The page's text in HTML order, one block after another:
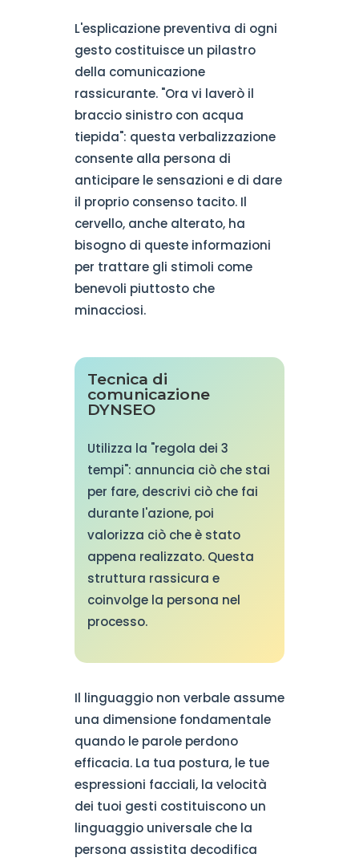
L'esplicazione preventiva di ogni
gesto costituisce un pilastro
della comunicazione
rassicurante. "Ora vi laverò il
braccio sinistro con acqua
tiepida": questa verbalizzazione
consente alla persona di
anticipare le sensazioni e di dare
il proprio consenso tacito. Il
cervello, anche alterato, ha
bisogno di queste informazioni
per trattare gli stimoli come
benevoli piuttosto che
minacciosi.
Tecnica di
comunicazione
DYNSEO
Utilizza la "regola dei 3
tempi": annuncia ciò che stai
per fare, descrivi ciò che fai
durante l'azione, poi
valorizza ciò che è stato
appena realizzato. Questa
struttura rassicura e
coinvolge la persona nel
processo.
Il linguaggio non verbale assume
una dimensione fondamentale
quando le parole perdono
efficacia. La tua postura, le tue
espressioni facciali, la velocità
dei tuoi gesti costituiscono un
linguaggio universale che la
persona assistita decodifica